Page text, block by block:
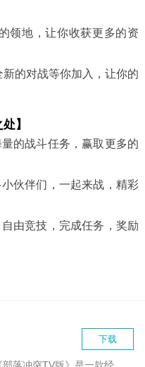
领地，让你收获更多的资
的对战等你加入，让你的
】
的战斗任务，赢取更多的
伙伴们，一起来战，精彩
由竞技，完成任务，奖励
下载